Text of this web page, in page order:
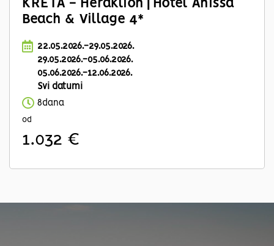
KRETA - Heraklion | Hotel Anissa
Beach & Village 4*
22.05.2026.-29.05.2026.
29.05.2026.-05.06.2026.
05.06.2026.-12.06.2026.
Svi datumi
8dana
od
1.032 €